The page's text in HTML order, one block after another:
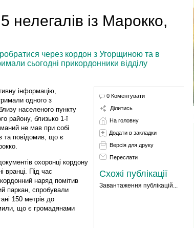
нелегалів із Марокко,
через кордон з Угорщиною та в
сьогодні прикордонники відділу
інформацію,
одного з
населеного пункту
району, близько 1-ї
не мав при собі
та повідомив, що є
охоронці кордону
вранці. Під час
наряд помітив
паркан, спробували
150 метрів до
що є громадянами
0 Коментувати
Ділитись
На головну
Додати в закладки
Версія для друку
Переслати
Схожі публікації
Завантаження публікацій...